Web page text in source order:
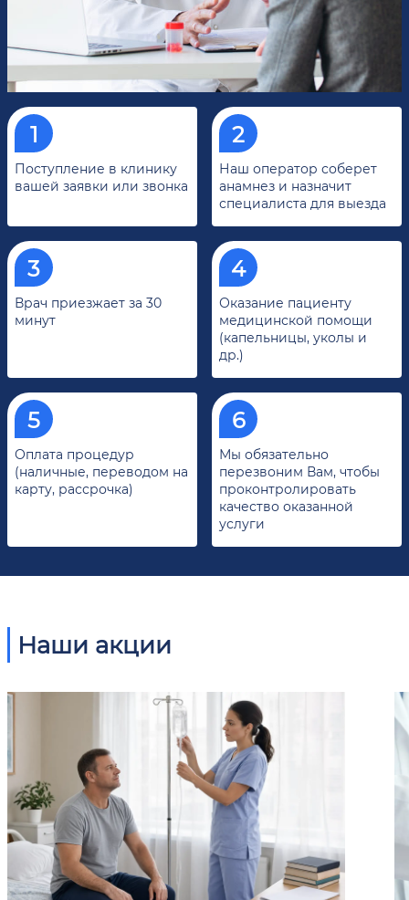
Поступление в клинику
вашей заявки или звонка
Наш оператор соберет
анамнез и назначит
специалиста для выезда
Врач приезжает за 30
минут
Оказание пациенту
медицинской помощи
(капельницы, уколы и
др.)
Оплата процедур
(наличные, переводом на
карту, рассрочка)
Мы обязательно
перезвоним Вам, чтобы
проконтролировать
качество оказанной
услуги
Наши акции